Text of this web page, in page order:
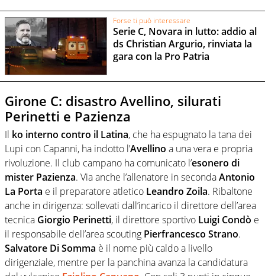
Forse ti può interessare
Serie C, Novara in lutto: addio al
ds Christian Argurio, rinviata la
gara con la Pro Patria
Girone C: disastro Avellino, silurati
Perinetti e Pazienza
Il ko interno contro il Latina, che ha espugnato la tana dei
Lupi con Capanni, ha indotto l’Avellino a una vera e propria
rivoluzione. Il club campano ha comunicato l’esonero di
mister Pazienza. Via anche l’allenatore in secondaAntonio
La Porta e il preparatore atletico Leandro Zoila. Ribaltone
anche in dirigenza: sollevati dall’incarico il direttore dell’area
tecnica Giorgio Perinetti, il direttore sportivo Luigi Condò e
il responsabile dell’area scouting Pierfrancesco Strano.
Salvatore Di Somma è il nome più caldo a livello
dirigenziale, mentre per la panchina avanza la candidatura